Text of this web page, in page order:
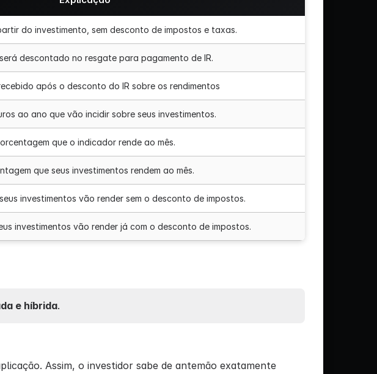
do investimento, sem desconto de impostos e taxas.
descontado no resgate para pagamento de IR.
após o desconto do IR sobre os rendimentos
ao ano que vão incidir sobre seus investimentos.
que o indicador rende ao mês.
que seus investimentos rendem ao mês.
investimentos vão render sem o desconto de impostos.
investimentos vão render já com o desconto de impostos.
e híbrida.
Assim, o investidor sabe de antemão exatamente